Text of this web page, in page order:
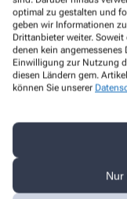
optimal zu gestalten und
geben wir Informationen
Drittanbieter weiter.
denen kein
Einwilligung zur Nutzung
diesen Ländern gem.
können Sie unserer
Nur
Teilen Sie Ihre
Sie Teil unseres
So erreichen